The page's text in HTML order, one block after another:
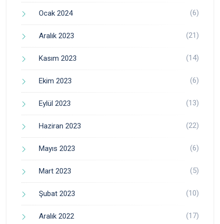
Ocak 2024 (6)
Aralık 2023 (21)
Kasım 2023 (14)
Ekim 2023 (6)
Eylül 2023 (13)
Haziran 2023 (22)
Mayıs 2023 (6)
Mart 2023 (5)
Şubat 2023 (10)
Aralık 2022 (17)